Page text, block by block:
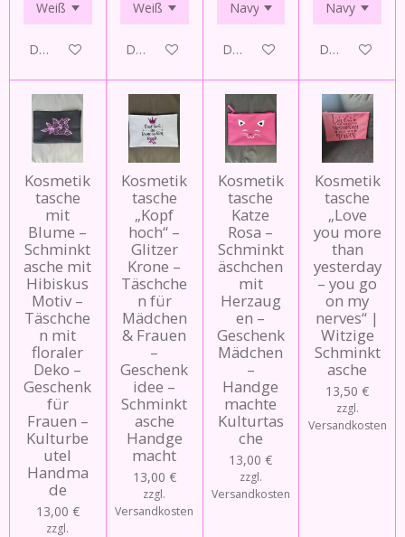
Details anzeigen Details anzeigen Details anzeigen Details
Kosmetik
tasche
mit
Blume –
Schminkt
asche mit
Hibiskus
Motiv –
Täschche
n mit
floraler
Deko –
Geschenk
für
Frauen –
Kulturbe
utel
Handma
de
13,00 €
zzgl.
Kosmetik
tasche
„Kopf
hoch“ –
Glitzer
Krone –
Täschche
n für
Mädchen
& Frauen
–
Geschenk
idee –
Schminkt
asche
Handge
macht
13,00 €
zzgl.
Versandkosten
Kosmetik
tasche
Katze
Rosa –
Schminkt
äschchen
mit
Herzaug
en –
Geschenk
Mädchen
–
Handge
machte
Kulturtas
che
13,00 €
zzgl.
Versandkosten
Kosmetik
tasche
„Love
you more
than
yesterday
– you go
on my
nerves“ |
Witzige
Schminkt
asche
13,50 €
zzgl.
Versandkosten